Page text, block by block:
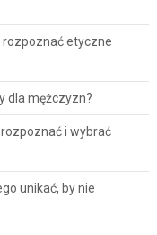
etyczne
dla mężczyzn?
i wybrać
unikać, by nie